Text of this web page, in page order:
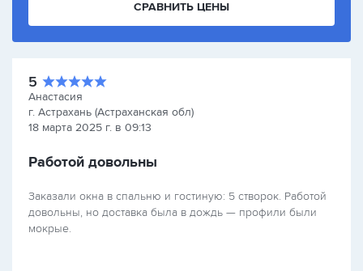
СРАВНИТЬ ЦЕНЫ
5
Анастасия
г. Астрахань (Астраханская обл)
18 марта 2025 г. в 09:13
Работой довольны
Заказали окна в спальню и гостиную: 5 створок. Работой
довольны, но доставка была в дождь — профили были
мокрые.